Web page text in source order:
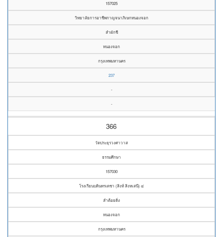
157025
วิทยาลัยการอาชีพกาญจนาภิเษกหนองจอก
ลำผักชี
หนองจอก
กรุงเทพมหานคร
237
-
-
366
วัดประยุรวงศาวาส
ธรรมศึกษา
157030
โรงเรียนบดินทรเดชา (สิงห์ สิงหเสนี) ๔
ลำต้อยติ่ง
หนองจอก
กรุงเทพมหานคร